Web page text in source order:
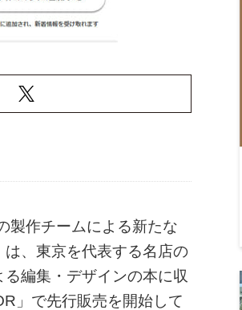
製作チームによる新たな
、東京を代表する名店の
編集・デザインの本に収
」で先行販売を開始して